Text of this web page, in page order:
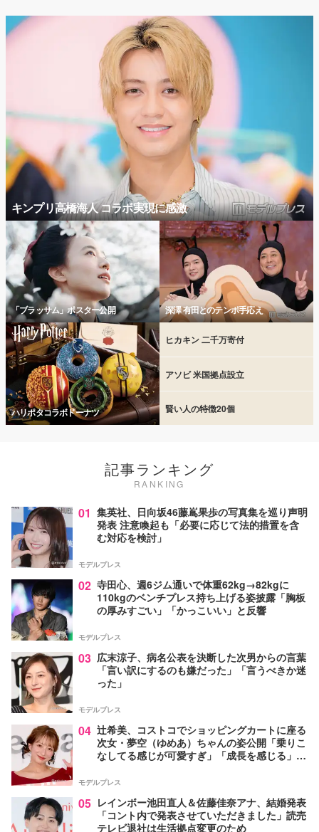
キンプリ高橋海人 コラボ実現に感激
「ブラッサム」ポスター公開 深澤 有田とのテンポ手応え
ハリポタコラボドーナツ
ヒカキン 二千万寄付
アソビ 米国拠点設立
賢い人の特徴20個
記事ランキング
RANKING
01 集英社、日向坂46藤嶌果歩の写真集を巡り声明
発表 注意喚起も「必要に応じて法的措置を含
む対応を検討」
モデルプレス
02 寺田心、週6ジム通いで体重62kg→82kgに
110kgのベンチプレス持ち上げる姿披露「胸板
の厚みすごい」「かっこいい」と反響
モデルプレス
03 広末涼子、病名公表を決断した次男からの言葉
「言い訳にするのも嫌だった」「言うべきか迷
った」
モデルプレス
04 辻希美、コストコでショッピングカートに座る
次女・夢空（ゆめあ）ちゃんの姿公開「乗りこ
なしてる感じが可愛すぎ」「成長を感じる」の
モデルプレス
05 レインボー池田直人＆佐藤佳奈アナ、結婚発表
「コント内で発表させていただきました」読売
テレビ退社は生活拠点変更のため